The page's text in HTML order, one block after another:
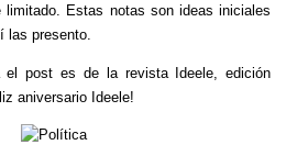
Estas notas son ideas iniciales
las presento.
el post es de la revista Ideele, edición
aniversario Ideele!